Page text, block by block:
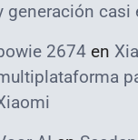
generación casi
2674 en